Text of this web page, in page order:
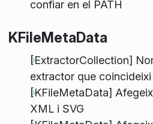
confiar en el PATH
KFileMetaData
[ExtractorCollection]
extractor que
[KFileMetaData]
XML i SVG